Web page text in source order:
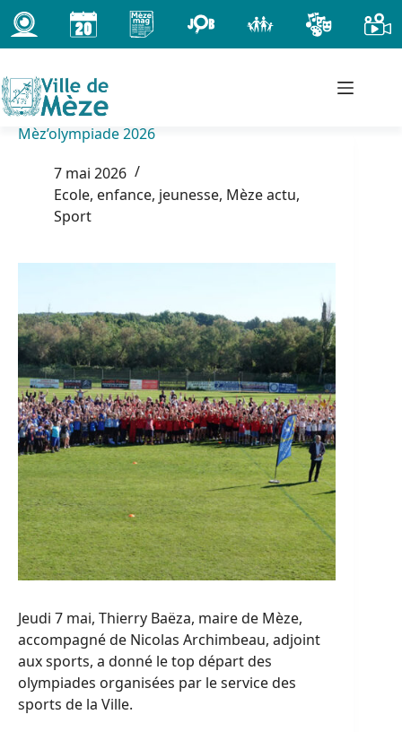
Passer
au
contenu
Mèz’olympiade 2026
7 mai 2026
Ecole, enfance, jeunesse, Mèze actu,
Sport
Jeudi 7 mai, Thierry Baëza, maire de Mèze,
accompagné de Nicolas Archimbeau, adjoint
aux sports, a donné le top départ des
olympiades organisées par le service des
sports de la Ville.